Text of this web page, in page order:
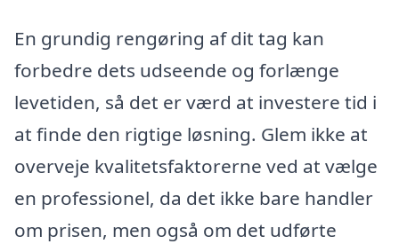
En grundig rengøring af dit tag kan
forbedre dets udseende og forlænge
levetiden, så det er værd at investere tid i
at finde den rigtige løsning. Glem ikke at
overveje kvalitetsfaktorerne ved at vælge
en professionel, da det ikke bare handler
om prisen, men også om det udførte